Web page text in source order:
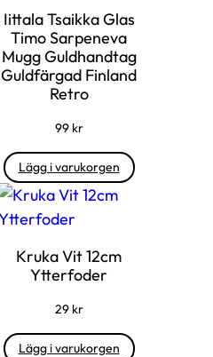
Iittala Tsaikka Glas
Timo Sarpeneva
Mugg Guldhandtag
Guldfärgad Finland
Retro
99 kr
Lägg i varukorgen
Kruka Vit 12cm
Ytterfoder
29 kr
Lägg i varukorgen